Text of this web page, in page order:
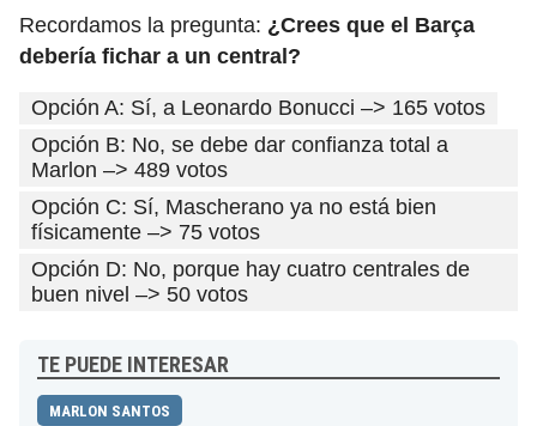
Recordamos la pregunta: ¿Crees que el Barça
debería fichar a un central?
Opción A: Sí, a Leonardo Bonucci –> 165 votos
Opción B: No, se debe dar confianza total a
Marlon –> 489 votos
Opción C: Sí, Mascherano ya no está bien
físicamente –> 75 votos
Opción D: No, porque hay cuatro centrales de
buen nivel –> 50 votos
TE PUEDE INTERESAR
MARLON SANTOS